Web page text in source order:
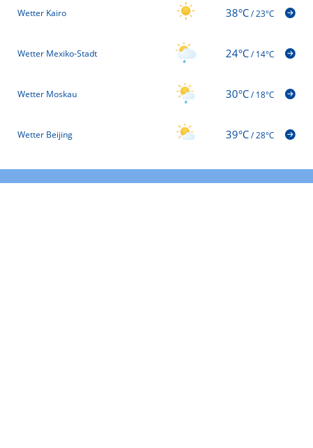
Wetter Kairo 38°C/23°C
Wetter Mexiko-Stadt 24°C/14°C
Wetter Moskau 30°C/18°C
Wetter Beijing 39°C/28°C